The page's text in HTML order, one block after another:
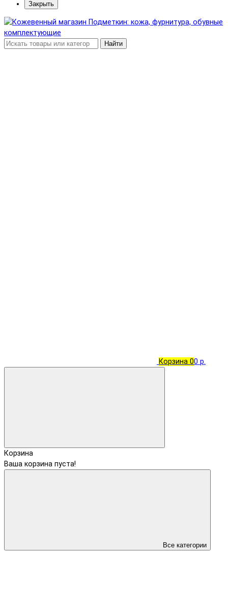
Закрыть
Найти
Корзина 00 р.
Корзина
Ваша корзина пуста!
Все категории